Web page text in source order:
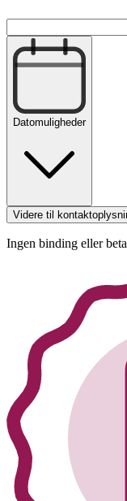
Datomuligheder
Videre til
Ingen binding eller